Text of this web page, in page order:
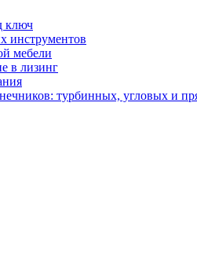
ключ
инструментов
мебели
в лизинг
турбинных, угловых и